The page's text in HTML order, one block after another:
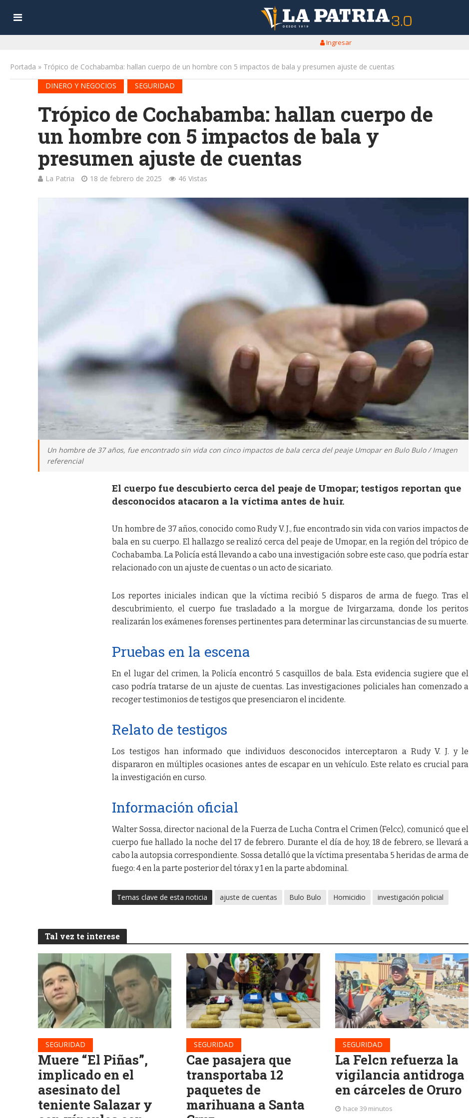
Ingresar
Portada » Trópico de Cochabamba: hallan cuerpo de un hombre con 5 impactos de bala y presumen ajuste de cuentas
DINERO Y NEGOCIOS
SEGURIDAD
Trópico de Cochabamba: hallan cuerpo de
un hombre con 5 impactos de bala y
presumen ajuste de cuentas
La Patria 18 de febrero de 2025 46 Vistas
Un hombre de 37 años, fue encontrado sin vida con cinco impactos de bala cerca del peaje Umopar en Bulo Bulo / Imagen
referencial
El cuerpo fue descubierto cerca del peaje de Umopar; testigos reportan que
desconocidos atacaron a la víctima antes de huir.
Un hombre de 37 años, conocido como Rudy V. J., fue encontrado sin vida con varios impactos de
bala en su cuerpo. El hallazgo se realizó cerca del peaje de Umopar, en la región del trópico de
Cochabamba. La Policía está llevando a cabo una investigación sobre este caso, que podría estar
relacionado con un ajuste de cuentas o un acto de sicariato.
Los reportes iniciales indican que la víctima recibió 5 disparos de arma de fuego. Tras el
descubrimiento, el cuerpo fue trasladado a la morgue de Ivirgarzama, donde los peritos
realizarán los exámenes forenses pertinentes para determinar las circunstancias de su muerte.
Pruebas en la escena
En el lugar del crimen, la Policía encontró 5 casquillos de bala. Esta evidencia sugiere que el
caso podría tratarse de un ajuste de cuentas. Las investigaciones policiales han comenzado a
recoger testimonios de testigos que presenciaron el incidente.
Relato de testigos
Los testigos han informado que individuos desconocidos interceptaron a Rudy V. J. y le
dispararon en múltiples ocasiones antes de escapar en un vehículo. Este relato es crucial para
la investigación en curso.
Información oficial
Walter Sossa, director nacional de la Fuerza de Lucha Contra el Crimen (Felcc), comunicó que el
cuerpo fue hallado la noche del 17 de febrero. Durante el día de hoy, 18 de febrero, se llevará a
cabo la autopsia correspondiente. Sossa detalló que la víctima presentaba 5 heridas de arma de
fuego: 4 en la parte posterior del tórax y 1 en la parte abdominal.
Temas clave de esta noticia ajuste de cuentas Bulo Bulo Homicidio investigación policial
Tal vez te interese
SEGURIDAD
Muere “El Piñas”,
implicado en el
asesinato del
teniente Salazar y
SEGURIDAD
Cae pasajera que
transportaba 12
paquetes de
marihuana a Santa
SEGURIDAD
La Felcn refuerza la
vigilancia antidroga
en cárceles de Oruro
hace 39 minutos